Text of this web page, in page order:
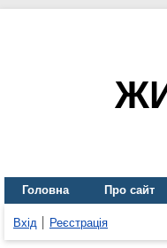
Головна Про сайт
Вхід Реєстрація